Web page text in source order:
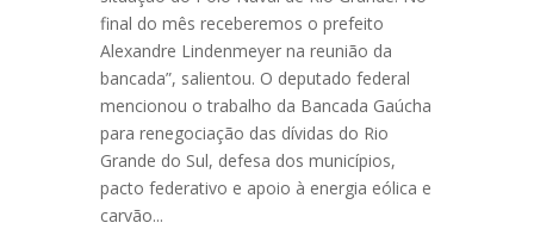
final do mês receberemos o prefeito
Alexandre Lindenmeyer na reunião da
bancada”, salientou. O deputado federal
mencionou o trabalho da Bancada Gaúcha
para renegociação das dívidas do Rio
Grande do Sul, defesa dos municípios,
pacto federativo e apoio à energia eólica e
carvão...